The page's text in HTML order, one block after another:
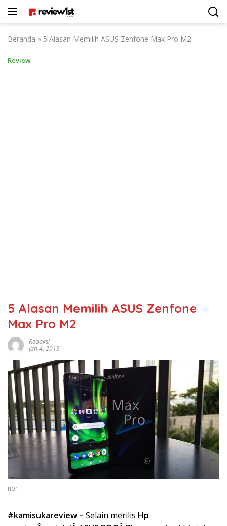
Beranda » 5 Alasan Memilih ASUS Zenfone Max Pro M2
Review
5 Alasan Memilih ASUS Zenfone
Max Pro M2
Redaksi
Jan 4, 2019
nor
#kamisukareview – Selain merilis Hp